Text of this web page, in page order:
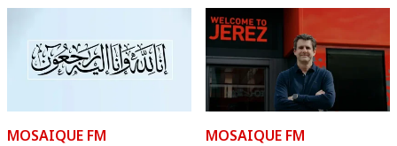
MOSAIQUE FM
MOSAIQUE FM